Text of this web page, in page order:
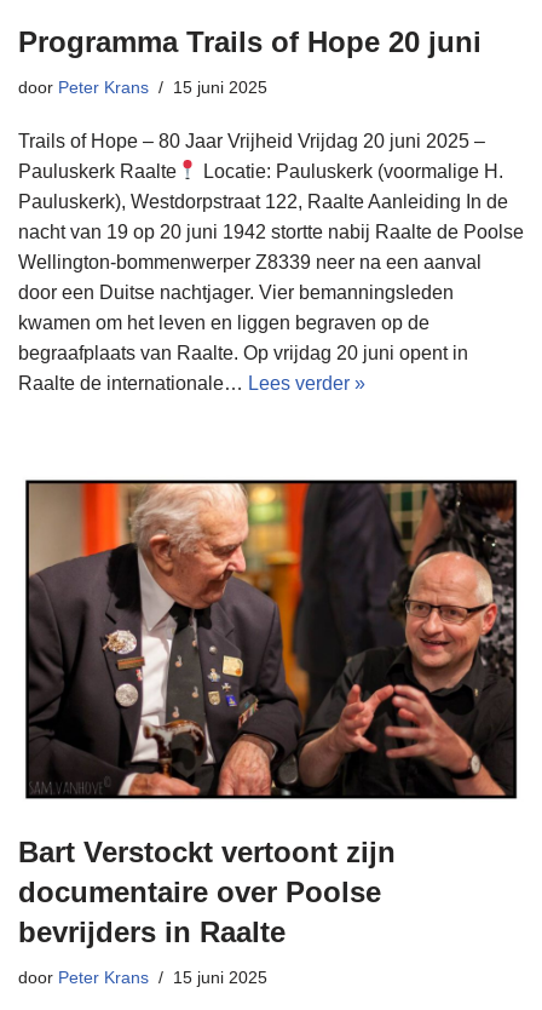
Programma Trails of Hope 20 juni
door Peter Krans 15 juni 2025
Trails of Hope – 80 Jaar Vrijheid Vrijdag 20 juni 2025 –
Pauluskerk Raalte
Locatie: Pauluskerk (voormalige H.
Pauluskerk), Westdorpstraat 122, Raalte Aanleiding In de
nacht van 19 op 20 juni 1942 stortte nabij Raalte de Poolse
Wellington-bommenwerper Z8339 neer na een aanval
door een Duitse nachtjager. Vier bemanningsleden
kwamen om het leven en liggen begraven op de
begraafplaats van Raalte. Op vrijdag 20 juni opent in
Raalte de internationale… Lees verder »
Bart Verstockt vertoont zijn
documentaire over Poolse
bevrijders in Raalte
door Peter Krans 15 juni 2025